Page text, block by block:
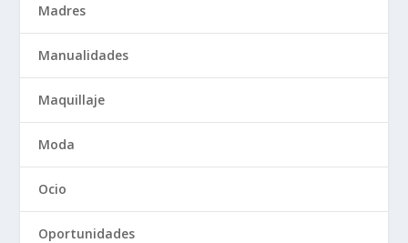
Madres
Manualidades
Maquillaje
Moda
Ocio
Oportunidades